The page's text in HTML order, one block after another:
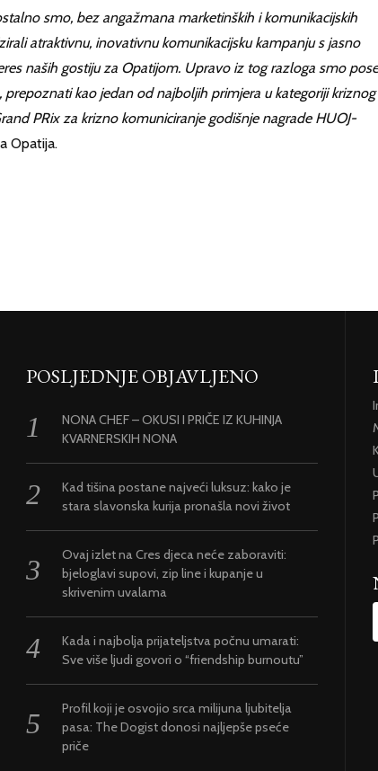
smo, bez angažmana marketinških i komunikacijskih
atraktivnu, inovativnu komunikacijsku kampanju s jasno
naših gostiju za Opatijom. Upravo iz tog razloga smo
kao jedan od najboljih primjera u kategoriji kriznog
PRix za krizno komuniciranje godišnje nagrade HUOJ-
Opatija.
POSLJEDNJE OBJAVLJENO
NONA CHEF – OKUSI I PRIČE IZ KUHINJA
KVARNERSKIH NONA
Kad tišina postane najveći luksuz: kako je
stara slavonska kurija pronašla novi život
Ovaj izlet na Cres djeca neće zaboraviti:
bjeloglavi supovi, zip line i kupanje u
skrivenim uvalama
Kada i najbolja prijateljstva počnu umarati:
Sve više ljudi govori o “friendship burnoutu”
Profil koji je osvojio srca milijuna ljubitelja
pasa: The Dogist donosi najljepše pseće
priče